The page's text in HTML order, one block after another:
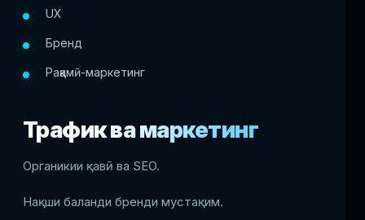
UX
Бренд
Рақамӣ-маркетинг
Трафик ва маркетинг
Органикии қавӣ ва SEO.
Нақши баланди бренди мустақим.